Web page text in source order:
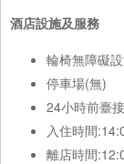
酒店設施及服務
輪椅無障礙
停車場(無)
24小時前臺
入住時間
離店時間